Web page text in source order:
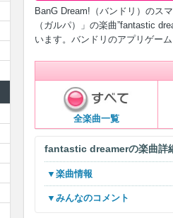
BanG Dream!（バンドリ）のス
（ガルパ）」の楽曲”fantastic
います。バンドリのアプリゲー
全楽曲一覧
fantastic dreamerの楽曲詳
▼楽曲情報
▼みんなのコメント